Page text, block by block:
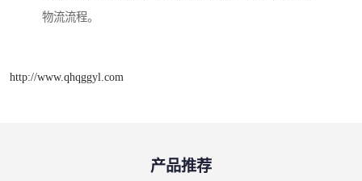
物流流程。
http://www.qhqggyl.com
产品推荐